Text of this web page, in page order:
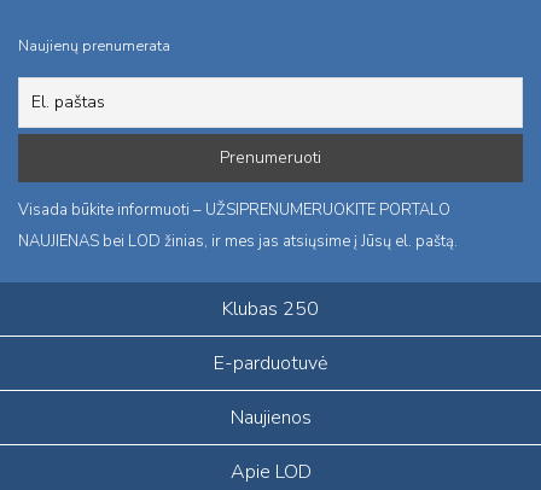
Naujienų prenumerata
Visada būkite informuoti – UŽSIPRENUMERUOKITE PORTALO
NAUJIENAS bei LOD žinias, ir mes jas atsiųsime į Jūsų el. paštą.
Klubas 250
E-parduotuvė
Naujienos
Apie LOD